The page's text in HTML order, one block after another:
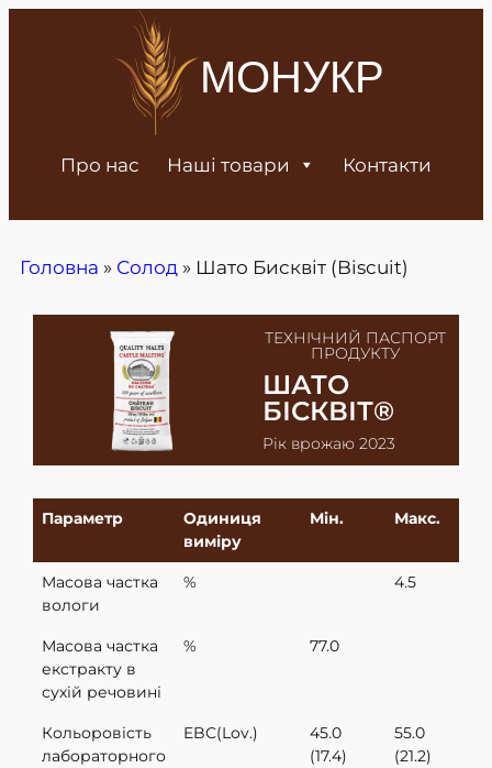
МОНУКР
Про нас Наші товари Контакти
Головна » Солод » Шато Бисквіт (Biscuit)
ТЕХНІЧНИЙ ПАСПОРТ
ПРОДУКТУ
ШАТО
БІСКВІТ®
Рік врожаю 2023
Параметр
Одиниця
виміру
Мiн. Макс.
Mасова частка
вологи
% 4.5
Масова частка
екстракту в
сухій речовині
% 77.0
Кольоровість
лабораторного
EBC(Lov.)
45.0
(17.4)
55.0
(21.2)